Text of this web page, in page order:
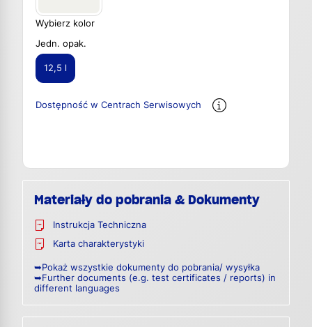
Wybierz kolor
Jedn. opak.
12,5 l
Dostępność w Centrach Serwisowych
Materiały do pobrania & Dokumenty
Instrukcja Techniczna
Karta charakterystyki
➥Pokaż wszystkie dokumenty do pobrania/ wysyłka
➥Further documents (e.g. test certificates / reports) in
different languages